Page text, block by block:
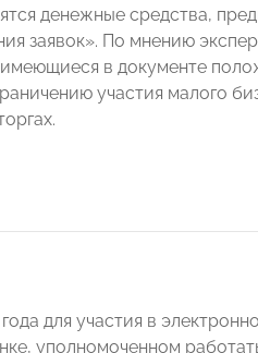
денежные средства,
заявок». По мнению
в документе
участия малого
для участия в
уполномоченном